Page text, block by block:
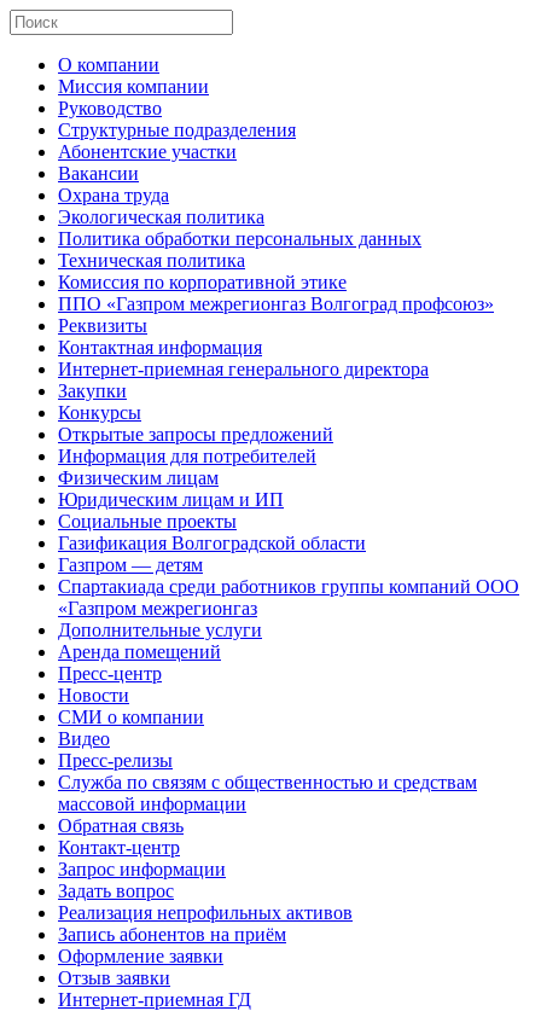
О компании
Миссия компании
Руководство
Структурные подразделения
Абонентские участки
Вакансии
Охрана труда
Экологическая политика
Политика обработки персональных данных
Техническая политика
Комиссия по корпоративной этике
ППО «Газпром межрегионгаз Волгоград профсоюз»
Реквизиты
Контактная информация
Интернет-приемная генерального директора
Закупки
Конкурсы
Открытые запросы предложений
Информация для потребителей
Физическим лицам
Юридическим лицам и ИП
Социальные проекты
Газификация Волгоградской области
Газпром — детям
Спартакиада среди работников группы компаний ООО
«Газпром межрегионгаз
Дополнительные услуги
Аренда помещений
Пресс-центр
Новости
СМИ о компании
Видео
Пресс-релизы
Служба по связям с общественностью и средствам
массовой информации
Обратная связь
Контакт-центр
Запрос информации
Задать вопрос
Реализация непрофильных активов
Запись абонентов на приём
Оформление заявки
Отзыв заявки
Интернет-приемная ГД